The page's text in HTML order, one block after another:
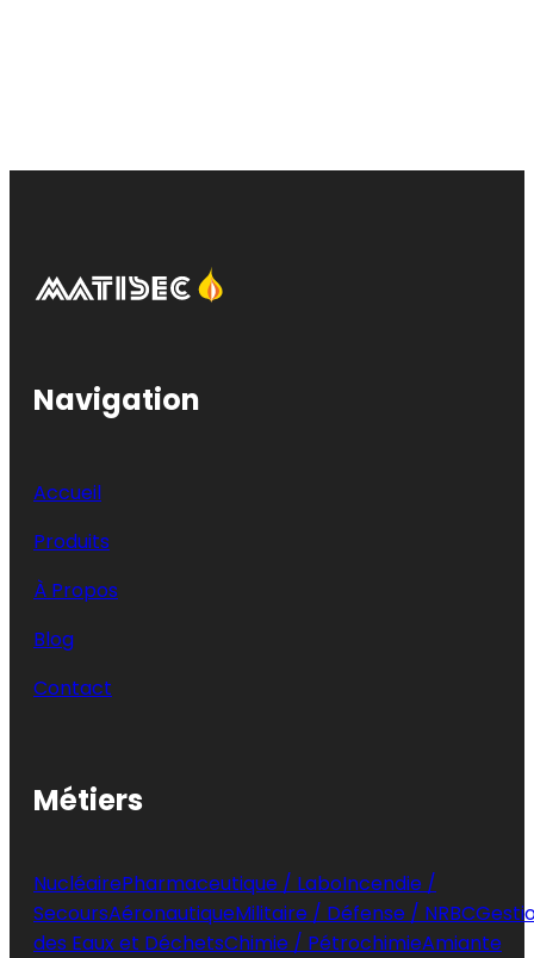
Navigation
Accueil
Produits
À Propos
Blog
Contact
Métiers
NucléairePharmaceutique / LaboIncendie /
SecoursAéronautiqueMilitaire / Défense / NRBC
des Eaux et DéchetsChimie / PétrochimieAmiante